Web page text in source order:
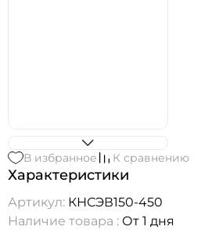
В избранное К сравнению
Характеристики
Артикул: КНСЭВ150-450
Наличие товара : От 1 дня